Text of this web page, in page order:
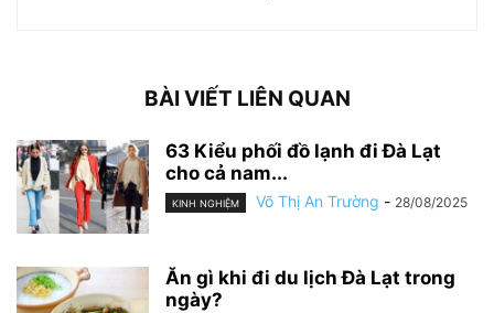
BÀI VIẾT LIÊN QUAN
63 Kiểu phối đồ lạnh đi Đà Lạt
cho cả nam...
KINH NGHIỆM Võ Thị An Trường - 28/08/2025
Ăn gì khi đi du lịch Đà Lạt trong
ngày?